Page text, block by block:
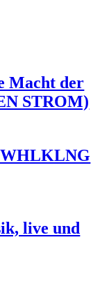
Macht der
STROM)
live und